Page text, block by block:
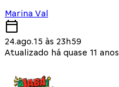
Marina Val
24.ago.15 às 23h59
Atualizado há quase 11 anos